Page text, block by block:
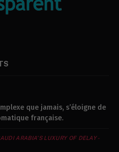
que jamais, s’éloigne de
française.
ARABIA’S LUXURY OF DELAY -